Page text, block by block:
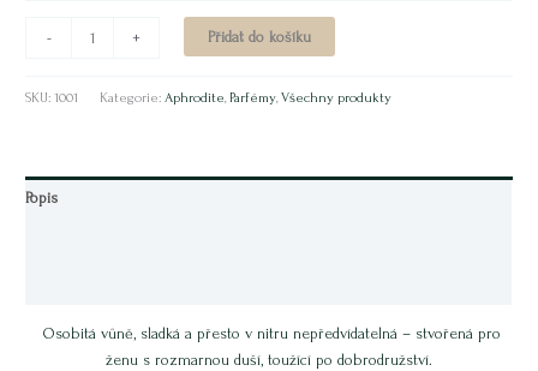
- + Přidat do košíku
SKU:1001 Kategorie:Aphrodite, Parfémy,Všechny produkty
Popis
Osobitá vůně, sladká a přesto v nitru nepředvídatelná – stvořená pro
ženu s rozmarnou duší, toužící po dobrodružství.